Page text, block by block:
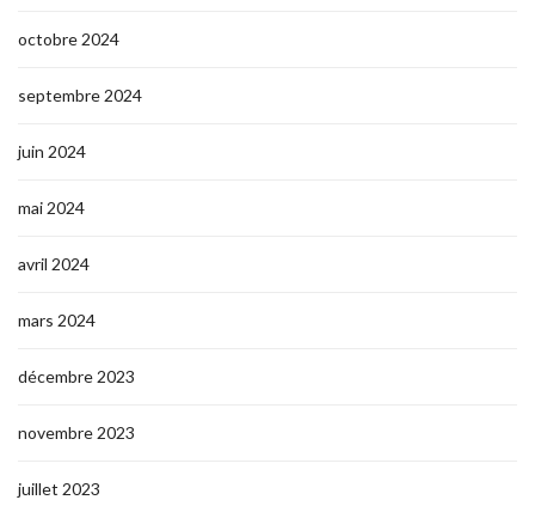
octobre 2024
septembre 2024
juin 2024
mai 2024
avril 2024
mars 2024
décembre 2023
novembre 2023
juillet 2023